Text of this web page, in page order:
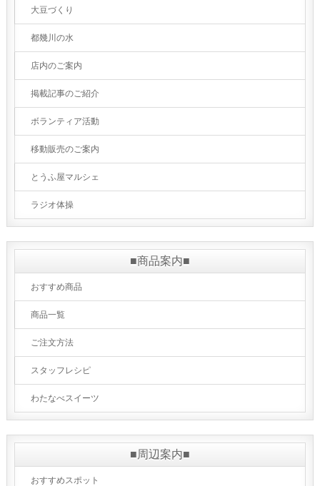
大豆づくり
都幾川の水
店内のご案内
掲載記事のご紹介
ボランティア活動
移動販売のご案内
とうふ屋マルシェ
ラジオ体操
■商品案内■
おすすめ商品
商品一覧
ご注文方法
スタッフレシピ
わたなべスイーツ
■周辺案内■
おすすめスポット